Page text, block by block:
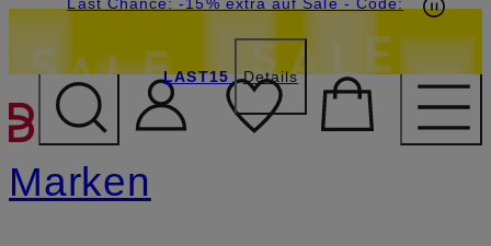
ZUM HAUPTINHALT
LAST15 Details
Marken